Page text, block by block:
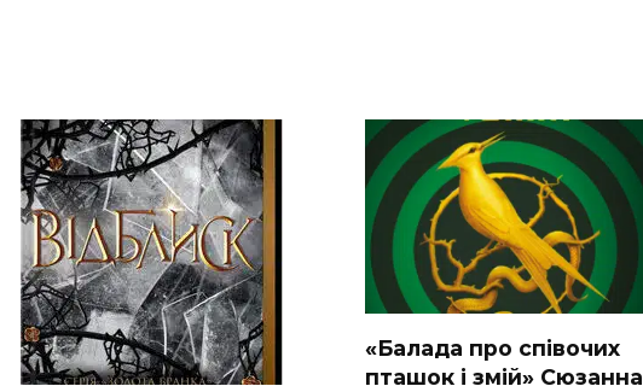
«Балада про співочих
пташок і змій» Сюзанна